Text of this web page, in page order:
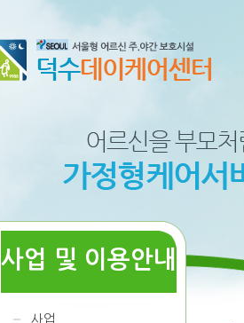
사업 및 이용안내
사업